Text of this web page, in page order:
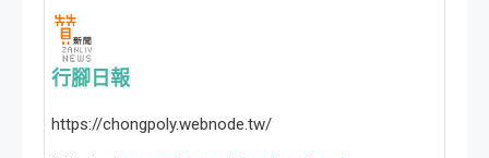
行腳日報
https://chongpoly.webnode.tw/